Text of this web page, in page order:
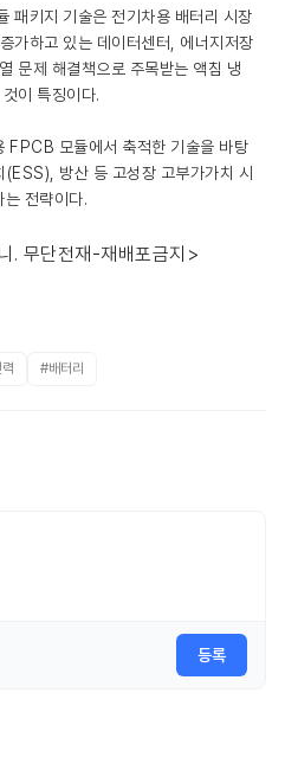
패키지 기술은 전기차용 배터리 시장
가하고 있는 데이터센터, 에너지저장
문제 해결책으로 주목받는 액침 냉
이 특징이다.
FPCB 모듈에서 축적한 기술을 바탕
방산 등 고성장 고부가가치 시
전략이다.
. 무단전재-재배포금지>
#배터리
등록